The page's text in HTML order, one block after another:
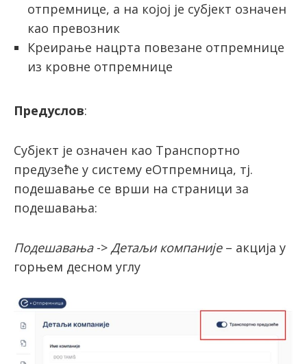
отпремнице, а на којој је субјект означен
као превозник
Креирање нацрта повезане отпремнице
из кровне отпремнице
Предуслов:
Субјект је означен као Транспортно
предузеће у систему еОтпремница, тј.
подешавање се врши на страници за
подешавања:
Подешавања-> Детаљи компаније– акција у
горњем десном углу